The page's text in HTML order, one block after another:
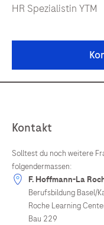
HR Spezialistin YTM
Kontakt
Solltest du noch weitere
folgendermassen:
F. Hoffmann-La
Berufsbildung Basel/
Roche Learning
Bau 229